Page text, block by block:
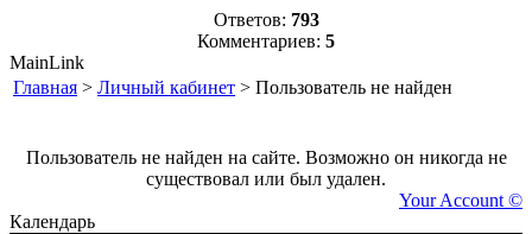
Ответов: 793
Комментариев: 5
MainLink
Главная > Личный кабинет > Пользователь не найден
Пользователь не найден на сайте. Возможно он никогда не
существовал или был удален.
Your Account ©
Календарь